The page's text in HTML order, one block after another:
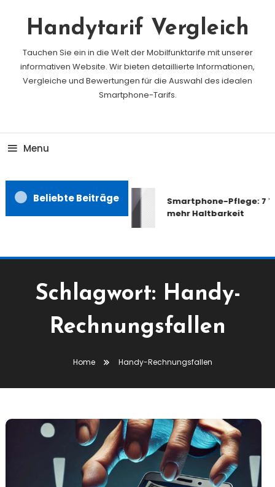
Handytarif Vergleich
Tauchen Sie ein in die Welt der Mobilfunktarife mit unserer
informativen Website. Wir bieten detaillierte Informationen,
Vergleiche und Bewertungen für die Auswahl des idealen
Smartphone-Tarifs.
Menu
Beliebte Beiträge
Smartphone-Pflege: 7
mehr Haltbarkeit
Schlagwort: Handy-
Rechnungsfallen
Home Handy-Rechnungsfallen